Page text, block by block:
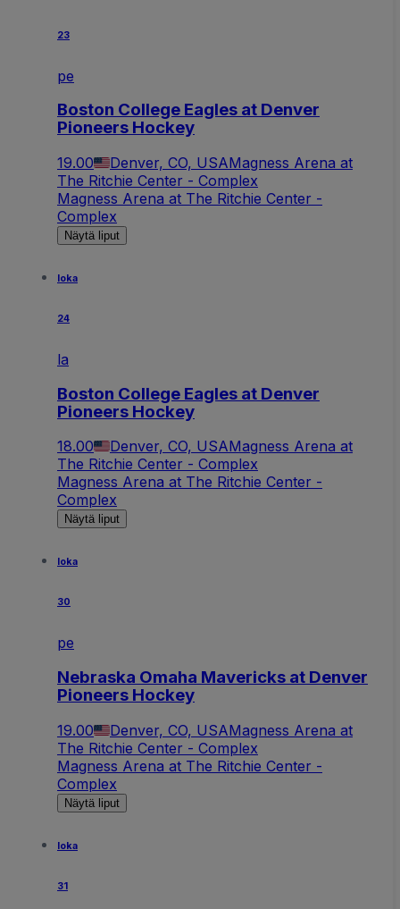
23
pe
Boston College Eagles at Denver
Pioneers Hockey
19.00 Denver, CO, USAMagness Arena at
The Ritchie Center - Complex
Magness Arena at The Ritchie Center -
Complex
Näytä liput
loka
24
la
Boston College Eagles at Denver
Pioneers Hockey
18.00 Denver, CO, USAMagness Arena at
The Ritchie Center - Complex
Magness Arena at The Ritchie Center -
Complex
Näytä liput
loka
30
pe
Nebraska Omaha Mavericks at Denver
Pioneers Hockey
19.00 Denver, CO, USAMagness Arena at
The Ritchie Center - Complex
Magness Arena at The Ritchie Center -
Complex
Näytä liput
loka
31